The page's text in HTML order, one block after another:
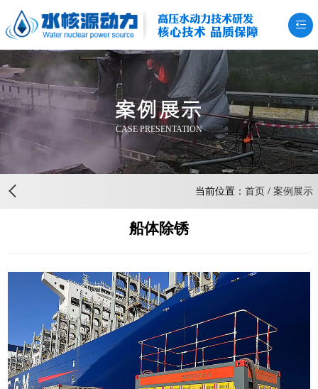
高压水动力技术研发
核心技术 品质保障
案例展示
CASE PRESENTATION
当前位置： 首页 / 案例展示
船体除锈